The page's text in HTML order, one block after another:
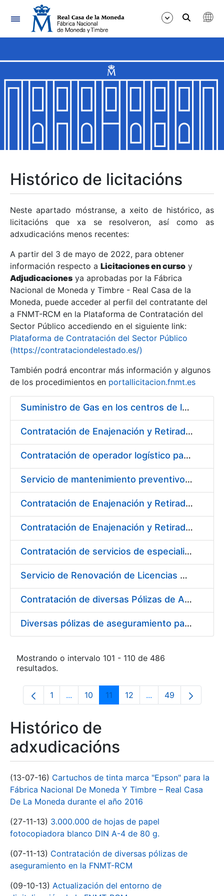
Navegación
Mostrar/Ocultar
Mostrar/Ocultar
Mostrar/Ocultar
Mostrar/Ocultar
Mostrar/Ocultar
Mostrar/Ocultar
Mostrar/Ocultar
Histórico de licitacións
Neste apartado móstranse, a xeito de histórico, as
licitacións que xa se resolveron, así como as
adxudicacións menos recentes:
A partir del 3 de mayo de 2022, para obtener
información respecto a Licitaciones en curso y
Adjudicaciones ya aprobadas por la Fábrica
Nacional de Moneda y Timbre - Real Casa de la
Moneda, puede acceder al perfil del contratante del
a FNMT-RCM en la Plataforma de Contratación del
Sector Público accediendo en el siguiente link:
Plataforma de Contratación del Sector Público
(https://contrataciondelestado.es/)
También podrá encontrar más información y algunos
de los procedimientos en portallicitacion.fnmt.es
Suministro de Gas en los centros de la FNMT-RCM de Madrid y Burgos, durante el año 2020
Contratación de Enajenación y Retirada de Recortes Sobrantes y Desperdicios de Papel Impreso y no Impreso durante el Año 2020
Contratación de operador logístico para distintos servicios de transporte de seguridad de mercancías de la Fábrica Nacional de Moneda y Timbre - Real Casa de la Moneda
Servicio de mantenimiento preventivo de la instalación del sistema centralizado de recogida de papelote de timbre e imprenta
Contratación de Enajenación y Retirada de Residuos de PVC, Policarbonato y Plásticos durante el año 2020
Contratación de Enajenación y Retirada de Chatarra de Hierro, Acero y Chapa de la RCM-FNMT
Contratación de servicios de especialistas técnicos en prevención y extinción de incendios para los centros de Madrid y Burgos de la FNMT-RCM
Servicio de Renovación de Licencias Adobe
Contratación de diversas Pólizas de Aseguramiento para la Fábrica Nacional de Moneda y Timbre - Real Casa de la Moneda
Diversas pólizas de aseguramiento para la Fábrica Nacional de Moneda y Timbre - Real Casa de la Moneda
Mostrando o intervalo 101 - 110 de 486
resultados.
Páxina
1 ...Páxinas intermedias Use pestaña para
Páxina
10 Páxina
11 Páxina
12 ...PáxinasPáxina
49
Histórico de
adxudicacións
(13-07-16) Cartuchos de tinta marca "Epson" para la
Fábrica Nacional De Moneda Y Timbre – Real Casa
De La Moneda durante el año 2016
(27-11-13) 3.000.000 de hojas de papel
fotocopiadora blanco DIN A-4 de 80 g.
(07-11-13) Contratación de diversas pólizas de
aseguramiento en la FNMT-RCM
(09-10-13) Actualización del entorno de